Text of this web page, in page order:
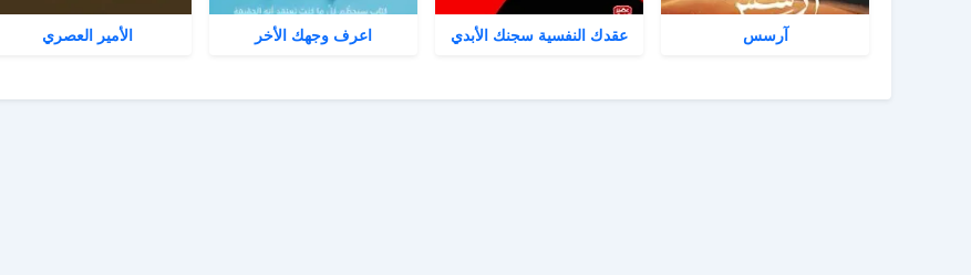
آرسس عقدك النفسية سجنك الأبدي اعرف وجهك الأخر الأمير العصري